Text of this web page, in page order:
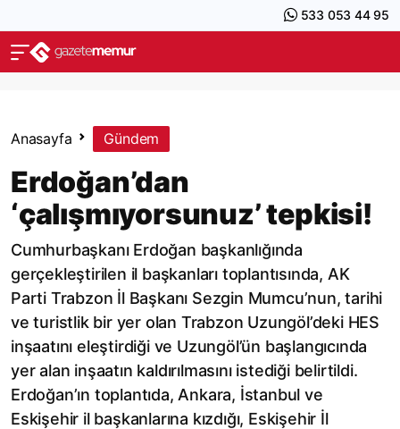
533 053 44 95
Anasayfa Gündem
Erdoğan’dan
‘çalışmıyorsunuz’ tepkisi!
Cumhurbaşkanı Erdoğan başkanlığında
gerçekleştirilen il başkanları toplantısında, AK
Parti Trabzon İl Başkanı Sezgin Mumcu’nun, tarihi
ve turistlik bir yer olan Trabzon Uzungöl’deki HES
inşaatını eleştirdiği ve Uzungöl’ün başlangıcında
yer alan inşaatın kaldırılmasını istediği belirtildi.
Erdoğan’ın toplantıda, Ankara, İstanbul ve
Eskişehir il başkanlarına kızdığı, Eskişehir İl